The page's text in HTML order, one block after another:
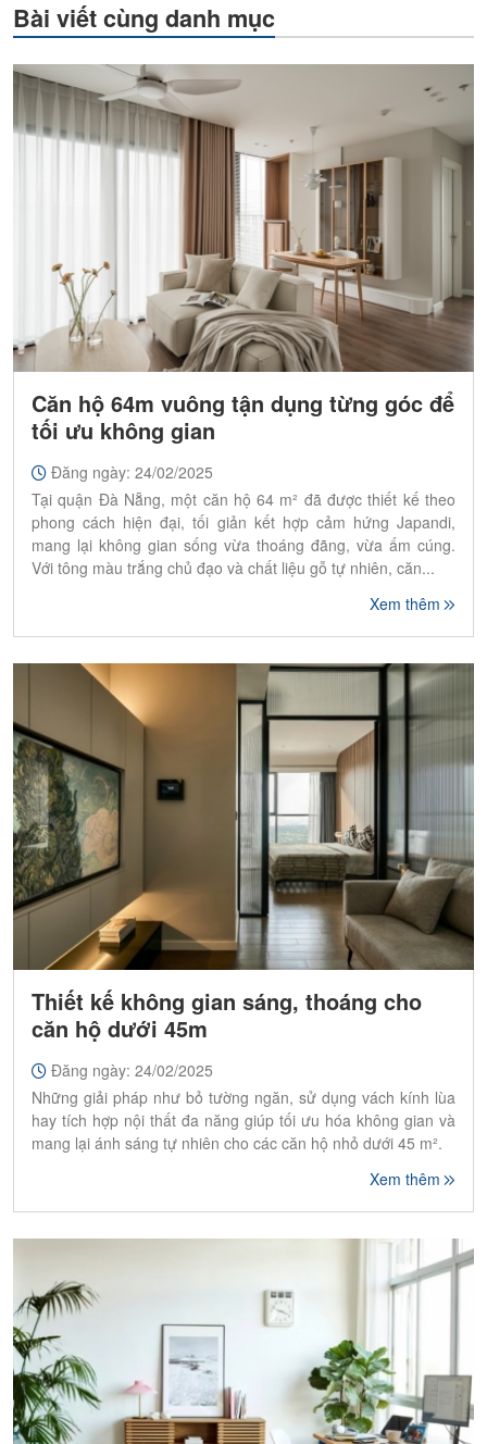
Bài viết cùng danh mục
Căn hộ 64m vuông tận dụng từng góc để
tối ưu không gian
Đăng ngày: 24/02/2025
Tại quận Đà Nẵng, một căn hộ 64 m² đã được thiết kế theo
phong cách hiện đại, tối giản kết hợp cảm hứng Japandi,
mang lại không gian sống vừa thoáng đãng, vừa ấm cúng.
Với tông màu trắng chủ đạo và chất liệu gỗ tự nhiên, căn...
Xem thêm
Thiết kế không gian sáng, thoáng cho
căn hộ dưới 45m
Đăng ngày: 24/02/2025
Những giải pháp như bỏ tường ngăn, sử dụng vách kính lùa
hay tích hợp nội thất đa năng giúp tối ưu hóa không gian và
mang lại ánh sáng tự nhiên cho các căn hộ nhỏ dưới 45 m².
Xem thêm